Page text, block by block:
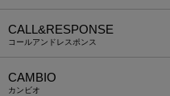
CALL&RESPONSE
コールアンドレスポンス
CAMBIO
カンビオ